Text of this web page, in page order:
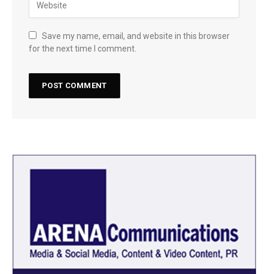
Save my name, email, and website in this browser
for the next time I comment.